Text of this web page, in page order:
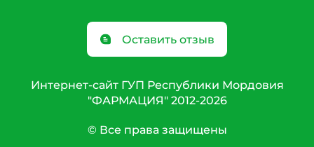
Оставить отзыв
Интернет-сайт ГУП Республики Мордовия
"ФАРМАЦИЯ" 2012-2026
© Все права защищены